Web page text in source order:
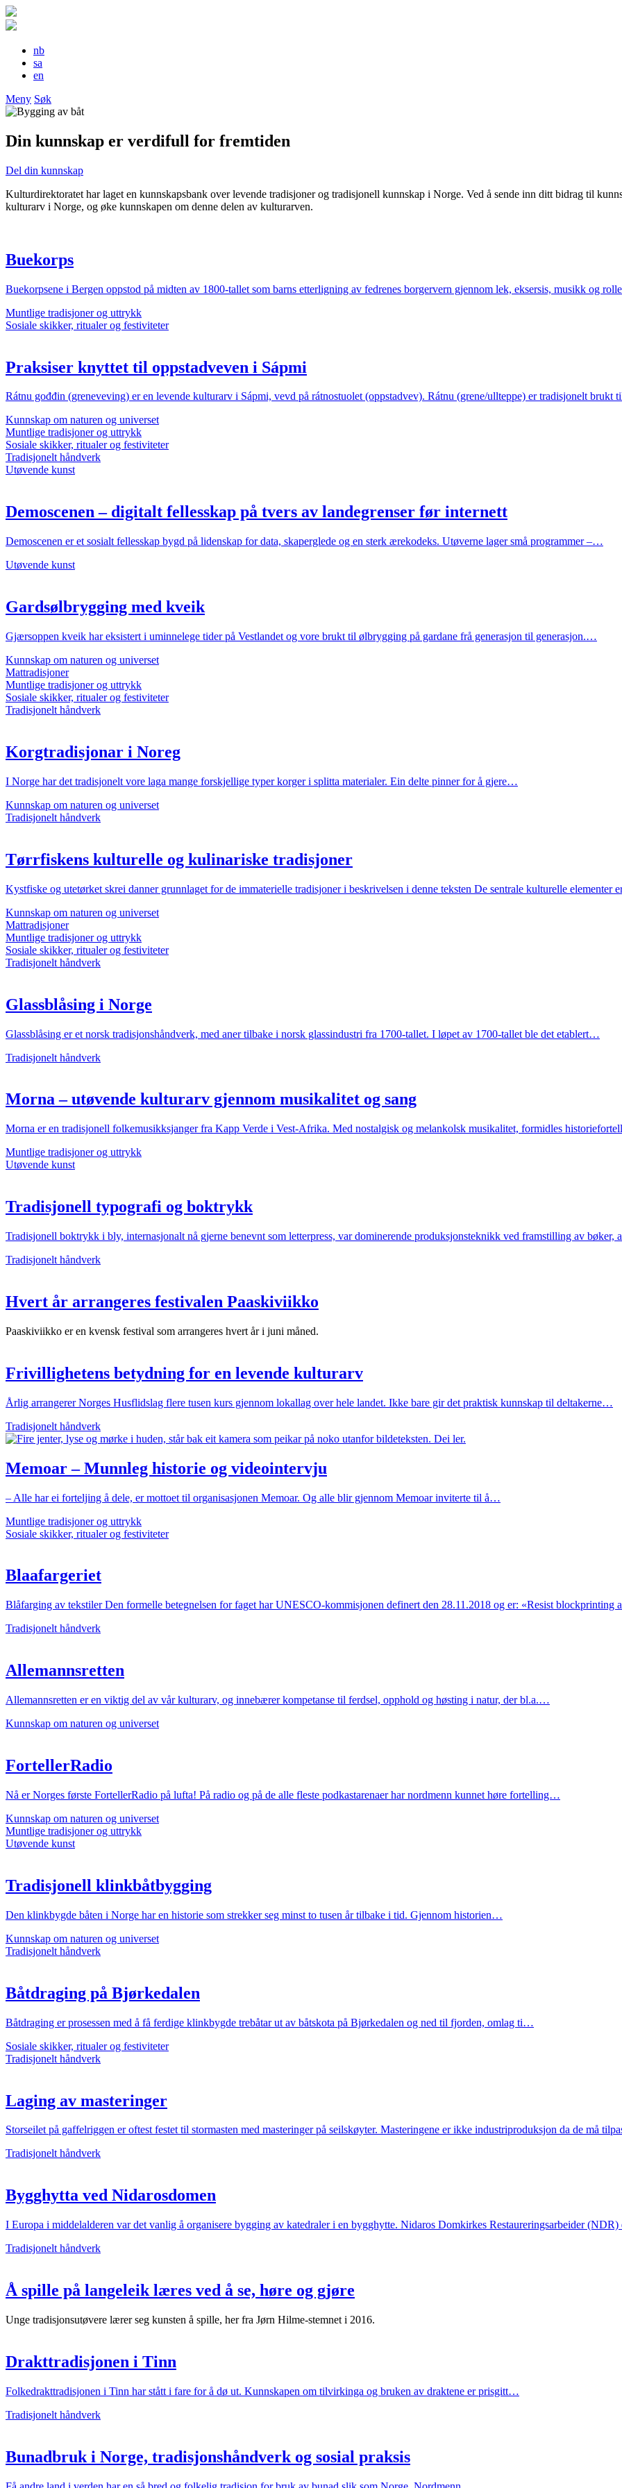
nb
sa
en
Meny Søk
Din kunnskap er verdifull for fremtiden
Del din kunnskap
Kulturdirektoratet har laget en kunnskapsbank over levende tradisjoner og tradisjonell kunnskap i Norge. Ved å sende inn ditt bidrag til
kulturarv i Norge, og øke kunnskapen om denne delen av kulturarven.
Buekorps
Buekorpsene i Bergen oppstod på midten av 1800-tallet som barns etterligning av fedrenes borgervern gjennom lek, eksersis, musikk og
Muntlige tradisjoner og uttrykk
Sosiale skikker, ritualer og festiviteter
Praksiser knyttet til oppstadveven i Sápmi
Rátnu gođđin (greneveving) er en levende kulturarv i Sápmi, vevd på rátnostuolet (oppstadvev). Rátnu (grene/ullteppe) er tradisjonelt
Kunnskap om naturen og universet
Muntlige tradisjoner og uttrykk
Sosiale skikker, ritualer og festiviteter
Tradisjonelt håndverk
Utøvende kunst
Demoscenen – digitalt fellesskap på tvers av landegrenser før internett
Demoscenen er et sosialt fellesskap bygd på lidenskap for data, skaperglede og en sterk ærekodeks. Utøverne lager små programmer –…
Utøvende kunst
Gardsølbrygging med kveik
Gjærsoppen kveik har eksistert i uminnelege tider på Vestlandet og vore brukt til ølbrygging på gardane frå generasjon til generasjon.…
Kunnskap om naturen og universet
Mattradisjoner
Muntlige tradisjoner og uttrykk
Sosiale skikker, ritualer og festiviteter
Tradisjonelt håndverk
Korgtradisjonar i Noreg
I Norge har det tradisjonelt vore laga mange forskjellige typer korger i splitta materialer. Ein delte pinner for å gjere…
Kunnskap om naturen og universet
Tradisjonelt håndverk
Tørrfiskens kulturelle og kulinariske tradisjoner
Kystfiske og utetørket skrei danner grunnlaget for de immaterielle tradisjoner i beskrivelsen i denne teksten De sentrale kulturelle elementer
Kunnskap om naturen og universet
Mattradisjoner
Muntlige tradisjoner og uttrykk
Sosiale skikker, ritualer og festiviteter
Tradisjonelt håndverk
Glassblåsing i Norge
Glassblåsing er et norsk tradisjonshåndverk, med aner tilbake i norsk glassindustri fra 1700-tallet. I løpet av 1700-tallet ble det etablert…
Tradisjonelt håndverk
Morna – utøvende kulturarv gjennom musikalitet og sang
Morna er en tradisjonell folkemusikksjanger fra Kapp Verde i Vest-Afrika. Med nostalgisk og melankolsk musikalitet, formidles
Muntlige tradisjoner og uttrykk
Utøvende kunst
Tradisjonell typografi og boktrykk
Tradisjonell boktrykk i bly, internasjonalt nå gjerne benevnt som letterpress, var dominerende produksjonsteknikk ved framstilling av bøker,
Tradisjonelt håndverk
Hvert år arrangeres festivalen Paaskiviikko
Paaskiviikko er en kvensk festival som arrangeres hvert år i juni måned.
Frivillighetens betydning for en levende kulturarv
Årlig arrangerer Norges Husflidslag flere tusen kurs gjennom lokallag over hele landet. Ikke bare gir det praktisk kunnskap til deltakerne…
Tradisjonelt håndverk
Memoar – Munnleg historie og videointervju
– Alle har ei forteljing å dele, er mottoet til organisasjonen Memoar. Og alle blir gjennom Memoar inviterte til å…
Muntlige tradisjoner og uttrykk
Sosiale skikker, ritualer og festiviteter
Blaafargeriet
Blåfarging av tekstiler Den formelle betegnelsen for faget har UNESCO-kommisjonen definert den 28.11.2018 og er: «Resist
Tradisjonelt håndverk
Allemannsretten
Allemannsretten er en viktig del av vår kulturarv, og innebærer kompetanse til ferdsel, opphold og høsting i natur, der bl.a.…
Kunnskap om naturen og universet
FortellerRadio
Nå er Norges første FortellerRadio på lufta! På radio og på de alle fleste podkastarenaer har nordmenn kunnet høre fortelling…
Kunnskap om naturen og universet
Muntlige tradisjoner og uttrykk
Utøvende kunst
Tradisjonell klinkbåtbygging
Den klinkbygde båten i Norge har en historie som strekker seg minst to tusen år tilbake i tid. Gjennom historien…
Kunnskap om naturen og universet
Tradisjonelt håndverk
Båtdraging på Bjørkedalen
Båtdraging er prosessen med å få ferdige klinkbygde trebåtar ut av båtskota på Bjørkedalen og ned til fjorden, omlag ti…
Sosiale skikker, ritualer og festiviteter
Tradisjonelt håndverk
Laging av masteringer
Storseilet på gaffelriggen er oftest festet til stormasten med masteringer på seilskøyter. Masteringene er ikke industriproduksjon da de må
Tradisjonelt håndverk
Bygghytta ved Nidarosdomen
I Europa i middelalderen var det vanlig å organisere bygging av katedraler i en bygghytte. Nidaros Domkirkes Restaureringsarbeider
Tradisjonelt håndverk
Å spille på langeleik læres ved å se, høre og gjøre
Unge tradisjonsutøvere lærer seg kunsten å spille, her fra Jørn Hilme-stemnet i 2016.
Drakttradisjonen i Tinn
Folkedrakttradisjonen i Tinn har stått i fare for å dø ut. Kunnskapen om tilvirkinga og bruken av draktene er prisgitt…
Tradisjonelt håndverk
Bunadbruk i Norge, tradisjonshåndverk og sosial praksis